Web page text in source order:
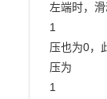
左端时，
1
压也为0，
压为
1